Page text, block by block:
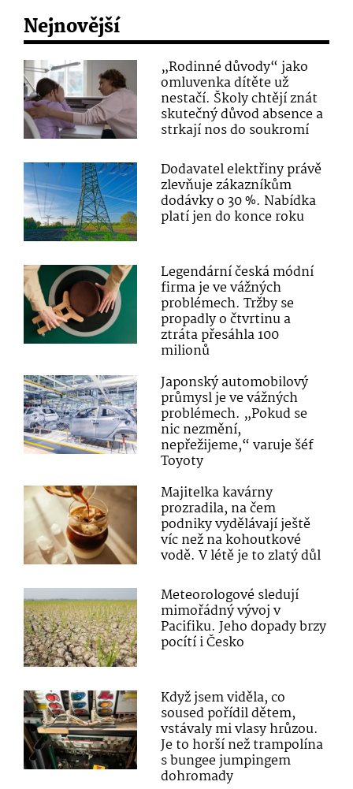
Nejnovější
„Rodinné důvody“ jako
omluvenka dítěte už
nestačí. Školy chtějí znát
skutečný důvod absence a
strkají nos do soukromí
Dodavatel elektřiny právě
zlevňuje zákazníkům
dodávky o 30 %. Nabídka
platí jen do konce roku
Legendární česká módní
firma je ve vážných
problémech. Tržby se
propadly o čtvrtinu a
ztráta přesáhla 100
milionů
Japonský automobilový
průmysl je ve vážných
problémech. „Pokud se
nic nezmění,
nepřežijeme,“ varuje šéf
Toyoty
Majitelka kavárny
prozradila, na čem
podniky vydělávají ještě
víc než na kohoutkové
vodě. V létě je to zlatý důl
Meteorologové sledují
mimořádný vývoj v
Pacifiku. Jeho dopady brzy
pocítí i Česko
Když jsem viděla, co
soused pořídil dětem,
vstávaly mi vlasy hrůzou.
Je to horší než trampolína
s bungee jumpingem
dohromady